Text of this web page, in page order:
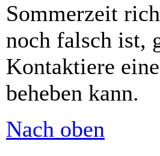
Sommerzeit
noch falsch ist,
Kontaktiere
beheben kann.
Nach oben